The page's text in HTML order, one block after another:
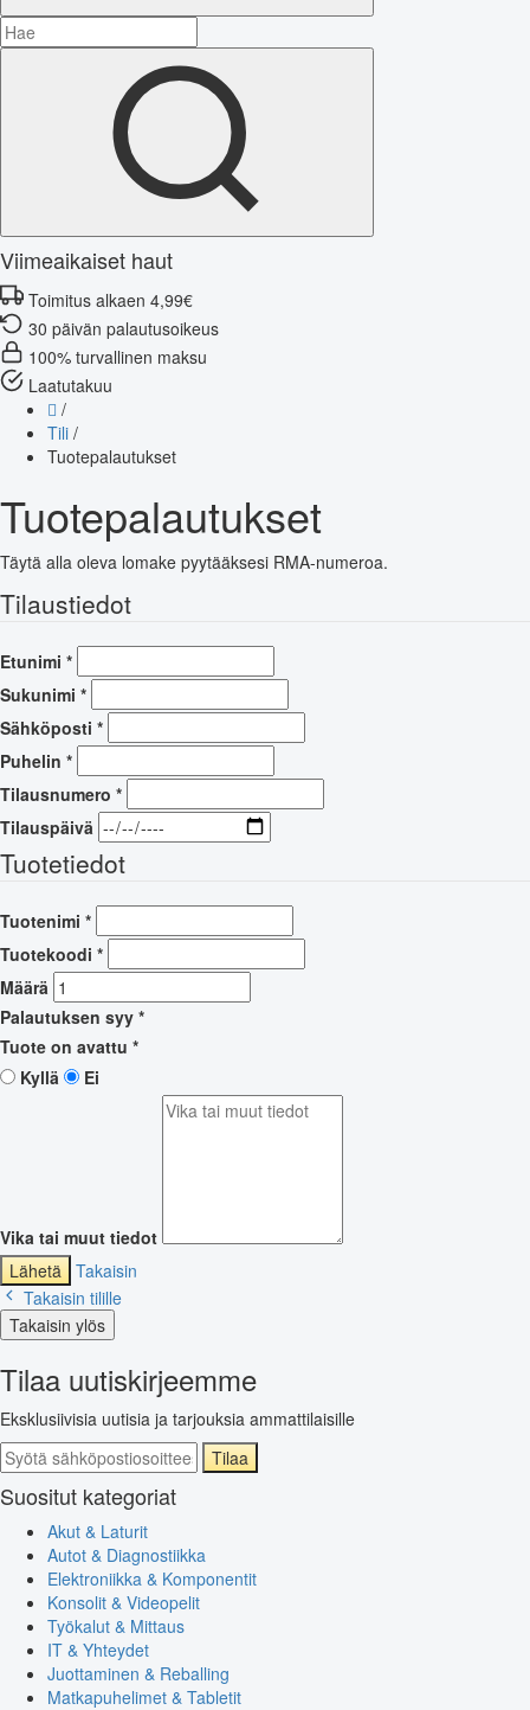
Viimeaikaiset haut
Toimitus alkaen 4,99€
30 päivän palautusoikeus
100% turvallinen maksu
Laatutakuu
/
Tili /
Tuotepalautukset
Tuotepalautukset
Täytä alla oleva lomake pyytääksesi RMA-numeroa.
Tilaustiedot
Etunimi *
Sukunimi *
Sähköposti *
Puhelin *
Tilausnumero *
Tilauspäivä
Tuotetiedot
Tuotenimi *
Tuotekoodi *
Määrä
Palautuksen syy *
Tuote on avattu *
Kyllä
Ei
Vika tai muut tiedot
Lähetä Takaisin
Takaisin tilille
Takaisin ylös
Tilaa uutiskirjeemme
Eksklusiivisia uutisia ja tarjouksia ammattilaisille
Tilaa
Suositut kategoriat
Akut & Laturit
Autot & Diagnostiikka
Elektroniikka & Komponentit
Konsolit & Videopelit
Työkalut & Mittaus
IT & Yhteydet
Juottaminen & Reballing
Matkapuhelimet & Tabletit